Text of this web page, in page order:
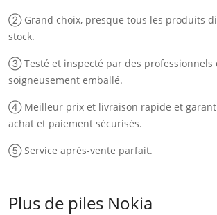
② Grand choix, presque tous les produits
stock.
③ Testé et inspecté par des professionnels
soigneusement emballé.
④ Meilleur prix et livraison rapide et
achat et paiement sécurisés.
⑤ Service après-vente parfait.
Plus de piles Nokia